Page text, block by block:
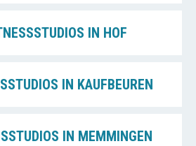
IN HOF
IN KAUFBEUREN
IN MEMMINGEN